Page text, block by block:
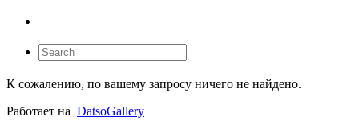
К сожалению, по вашему запросу ничего не найдено.
Работает на DatsoGallery